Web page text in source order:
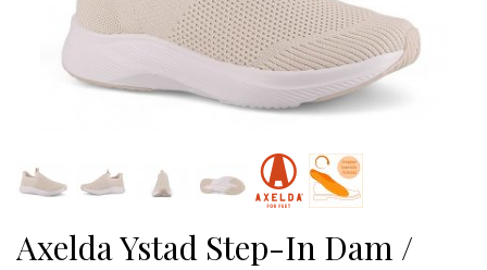
Axelda Ystad Step-In Dam /